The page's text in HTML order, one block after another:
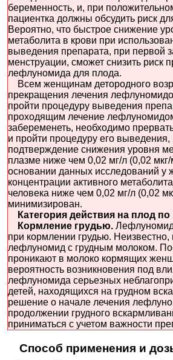
беременность, и, при
пациентка должны обсудить риск
Вероятно, что быстрое снижение
метаболита в крови при
выведения препарата, при первой
менструации, сможет снизить риск
лефлуномида для плода.
Всем женщинам детородного
прекращения лечения
пройти процедуру выведения
проходящим лечение
забеременеть, необходимо
и пройти процедуру его
подтверждение снижения уровня
плазме ниже чем 0,02 мг/л (0,02
основании данных исследований у
концентрации активного
человека ниже чем 0,02 мг/л (0,02
минимизирован.
Категория действия на плод по
Кормление грудью.
при кормлении грудью. Неизвестно,
лефлуномид с грудным молоком.
проникают в молоко кормящих
вероятность возникновения под
лефлуномида серьезных
детей, находящихся на грудном
решение о начале лечения
продолжении грудного
приниматься с учетом важности
Способ применения и